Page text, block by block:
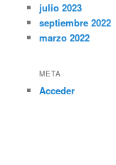
julio 2023
septiembre 2022
marzo 2022
META
Acceder